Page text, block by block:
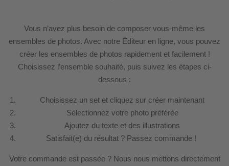
Vous n’avez plus besoin de composer vous-même les
ensembles de photos. Avec notre Éditeur en ligne, vous pouvez
créer les ensembles de photos rapidement et facilement !
Choisissez l’ensemble souhaité, puis suivez les étapes ci-
dessous :
Choisissez un set et cliquez sur créer maintenant
Sélectionnez votre photo préférée
Ajoutez du texte et des illustrations
Satisfait(e) du résultat ? Passez commande !
Votre commande est passée ? Nous nous mettons directement